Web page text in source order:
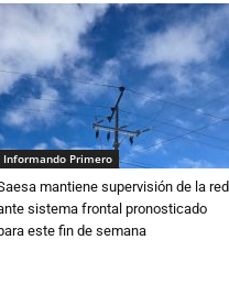
Informando Primero
mantiene supervisión de la red
sistema frontal pronosticado
este fin de semana